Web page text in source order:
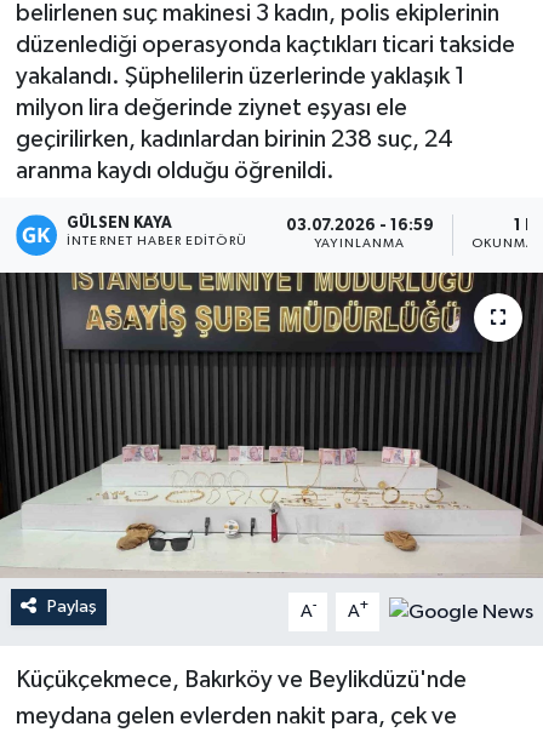
belirlenen suç makinesi 3 kadın, polis ekiplerinin
düzenlediği operasyonda kaçtıkları ticari takside
yakalandı. Şüphelilerin üzerlerinde yaklaşık 1
milyon lira değerinde ziynet eşyası ele
geçirilirken, kadınlardan birinin 238 suç, 24
aranma kaydı olduğu öğrenildi.
GÜLSEN KAYA
İNTERNET HABER EDITÖRÜ
03.07.2026 - 16:59
YAYINLANMA OKUNMA
Paylaş A- A+
Küçükçekmece, Bakırköy ve Beylikdüzü'nde
meydana gelen evlerden nakit para, çek ve
Mersin
Mersin Tarihi
Özel Haber
Politika
Resmi İlan
Sağlık
Sürmanşet
Teknoloji
Yaşam